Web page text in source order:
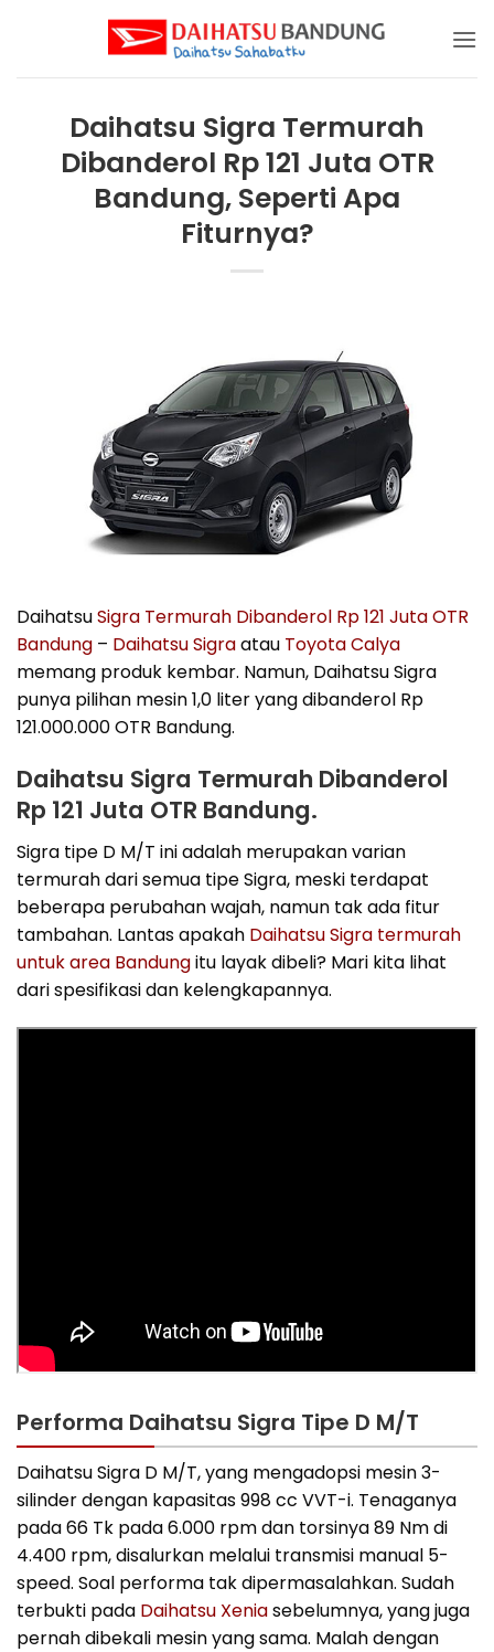
Daihatsu Sigra Termurah
Dibanderol Rp 121 Juta OTR
Bandung, Seperti Apa
Fiturnya?
DaihatsuSigra Termurah Dibanderol Rp 121 Juta OTR
Bandung – Daihatsu Sigraatau Toyota Calya
memang produk kembar. Namun, Daihatsu Sigra
punya pilihan mesin 1,0 liter yang dibanderol Rp
121.000.000 OTR Bandung.
Daihatsu Sigra Termurah Dibanderol
Rp 121 Juta OTR Bandung.
Sigra tipe D M/T ini adalah merupakan varian
termurah dari semua tipe Sigra, meski terdapat
beberapa perubahan wajah, namun tak ada fitur
tambahan. Lantas apakah Daihatsu Sigra termurah
untuk area Bandungitu layak dibeli? Mari kita lihat
dari spesifikasi dan kelengkapannya.
Performa Daihatsu Sigra Tipe D M/T
Daihatsu Sigra D M/T, yang mengadopsi mesin 3-
silinder dengan kapasitas 998 cc VVT-i. Tenaganya
pada 66 Tk pada 6.000 rpm dan torsinya 89 Nm di
4.400 rpm, disalurkan melalui transmisi manual 5-
speed. Soal performa tak dipermasalahkan. Sudah
terbukti pada Daihatsu Xeniasebelumnya, yang juga
pernah dibekali mesin yang sama. Malah dengan